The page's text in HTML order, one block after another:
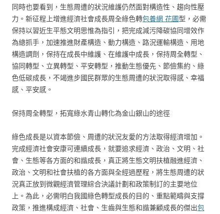
同時也要看到，生態周遭的狀況維護仍然面對構造性、趨向性壓
力。新征程上增進經濟社會成長周全綠色轉包養網 花圃型，必需
保持以習近生平態文明思惟為指引，把完成減污降碳協同增效作
為總抓手，加速推進財產構造、動力構造、路況運輸構造、用地
構造調劑，保持在成長中維護、在維護中成長，保持周全轉型、
協同轉型、立異轉型、平安轉型，推動生態優先、節儉集約、綠
色低碳成長，不竭進步國民群眾的生態周遭的狀況取得感、幸福
感、平安感。
保持周全轉型，拓寬綠水青山轉化為金山銀山的途徑
綠色成長是以資本節儉、周遭的狀況友愛的方法取得經濟增加。
完成經濟社會安康可連續成長，就要追求經濟、政治、文明、社
會、生態等各方面的和諧成長，真正將生態文明扶植融進經濟、
政治、文明和社會扶植的各方面與全經過歷程，將生態周遭的狀
況真正放到微觀經濟管理綜合決議計劃和政策制訂的主要地位
上。為此，必需明白我國綠色轉型成長的目的、重點範疇與支撐
政策，推進構成經濟、社會、生齒與生態和諧兼顧成長的傑出包